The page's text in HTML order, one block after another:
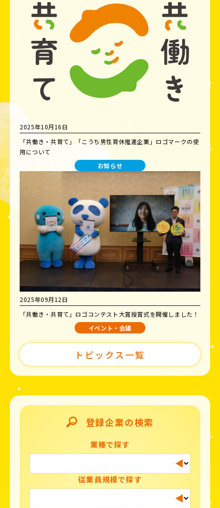
2025年10月16日
「共働き・共育て」「こうち男性育休推進企業」ロゴマークの使
用について
お知らせ
2025年09月12日
「共働き・共育て」ロゴコンテスト大賞授賞式を開催しました！
イベント・会議
トピックス一覧
登録企業の検索
業種で探す
従業員規模で探す